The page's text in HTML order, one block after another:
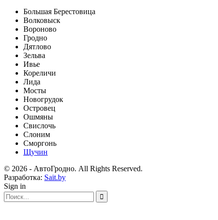
Большая Берестовица
Волковыск
Вороново
Гродно
Дятлово
Зельва
Ивье
Кореличи
Лида
Мосты
Новогрудок
Островец
Ошмяны
Свислочь
Слоним
Сморгонь
Щучин
© 2026 - АвтоГродно. All Rights Reserved.
Разработка: Sait.by
Sign in